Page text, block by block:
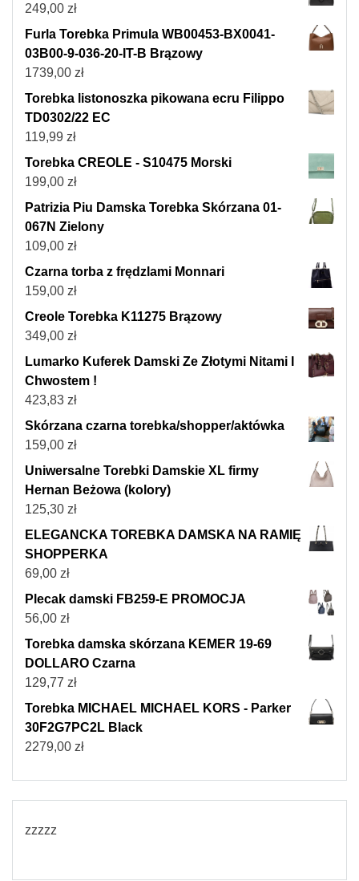
249,00 zł
Furla Torebka Primula WB00453-BX0041-
03B00-9-036-20-IT-B Brązowy
1739,00 zł
Torebka listonoszka pikowana ecru Filippo
TD0302/22 EC
119,99 zł
Torebka CREOLE - S10475 Morski
199,00 zł
Patrizia Piu Damska Torebka Skórzana 01-
067N Zielony
109,00 zł
Czarna torba z frędzlami Monnari
159,00 zł
Creole Torebka K11275 Brązowy
349,00 zł
Lumarko Kuferek Damski Ze Złotymi Nitami I
Chwostem !
423,83 zł
Skórzana czarna torebka/shopper/aktówka
159,00 zł
Uniwersalne Torebki Damskie XL firmy
Hernan Beżowa (kolory)
125,30 zł
ELEGANCKA TOREBKA DAMSKA NA RAMIĘ
SHOPPERKA
69,00 zł
Plecak damski FB259-E PROMOCJA
56,00 zł
Torebka damska skórzana KEMER 19-69
DOLLARO Czarna
129,77 zł
Torebka MICHAEL MICHAEL KORS - Parker
30F2G7PC2L Black
2279,00 zł
zzzzz